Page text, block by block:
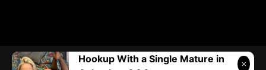
Hookup With a Single Mature in
Telegram: @vicivi3• Twitter: @subcolombia1• Correo: